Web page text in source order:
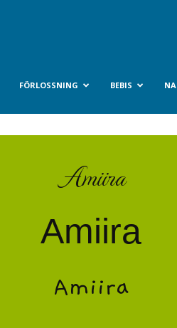
FÖRLOSSNING BEBIS
Amiira
Amiira
Amiira